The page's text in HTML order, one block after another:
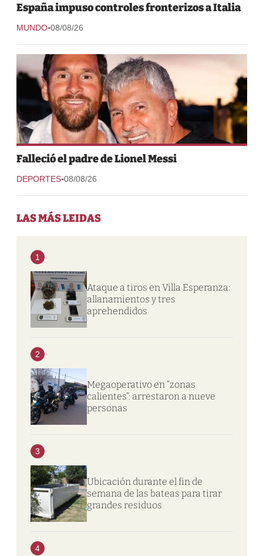
España impuso controles fronterizos a Italia
MUNDO-08/08/26
Falleció el padre de Lionel Messi
DEPORTES-08/08/26
LAS MÁS LEIDAS
1
Ataque a tiros en Villa Esperanza:
allanamientos y tres
aprehendidos
2
Megaoperativo en “zonas
calientes”: arrestaron a nueve
personas
3
Ubicación durante el fin de
semana de las bateas para tirar
grandes residuos
4